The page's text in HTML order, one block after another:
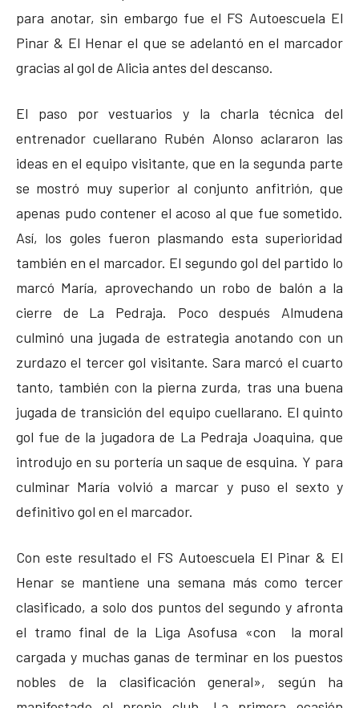
para anotar, sin embargo fue el FS Autoescuela El
Pinar & El Henar el que se adelantó en el marcador
gracias al gol de Alicia antes del descanso.
El paso por vestuarios y la charla técnica del
entrenador cuellarano Rubén Alonso aclararon las
ideas en el equipo visitante, que en la segunda parte
se mostró muy superior al conjunto anfitrión, que
apenas pudo contener el acoso al que fue sometido.
Así, los goles fueron plasmando esta superioridad
también en el marcador. El segundo gol del partido lo
marcó María, aprovechando un robo de balón a la
cierre de La Pedraja. Poco después Almudena
culminó una jugada de estrategia anotando con un
zurdazo el tercer gol visitante. Sara marcó el cuarto
tanto, también con la pierna zurda, tras una buena
jugada de transición del equipo cuellarano. El quinto
gol fue de la jugadora de La Pedraja Joaquina, que
introdujo en su portería un saque de esquina. Y para
culminar María volvió a marcar y puso el sexto y
definitivo gol en el marcador.
Con este resultado el FS Autoescuela El Pinar & El
Henar se mantiene una semana más como tercer
clasificado, a solo dos puntos del segundo y afronta
el tramo final de la Liga Asofusa «con la moral
cargada y muchas ganas de terminar en los puestos
nobles de la clasificación general», según ha